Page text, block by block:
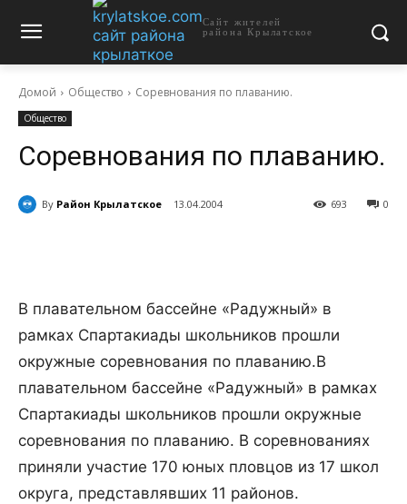
Сайт жителей
района Крылатское
Домой Общество Соревнования по плаванию.
Общество
Соревнования по плаванию.
By Район Крылатское 13.04.2004 0
693
В плавательном бассейне «Радужный» в
рамках Спартакиады школьников прошли
окружные соревнования по плаванию.В
плавательном бассейне «Радужный» в рамках
Спартакиады школьников прошли окружные
соревнования по плаванию. В соревнованиях
приняли участие 170 юных пловцов из 17 школ
округа, представлявших 11 районов.